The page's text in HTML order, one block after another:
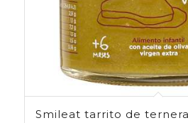
Smileat tarrito de